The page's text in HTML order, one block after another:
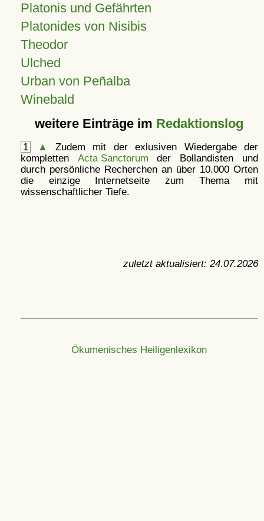
Platonis und Gefährten
Platonides von Nisibis
Theodor
Ulched
Urban von Peñalba
Winebald
weitere Einträge im Redaktionslog
1 ▲
Zudem mit der exlusiven Wiedergabe der
kompletten Acta Sanctorum der Bollandisten und
durch persönliche Recherchen an über 10.000 Orten
die einzige Internetseite zum Thema mit
wissenschaftlicher Tiefe.
zuletzt aktualisiert: 24.07.2026
Ökumenisches Heiligenlexikon